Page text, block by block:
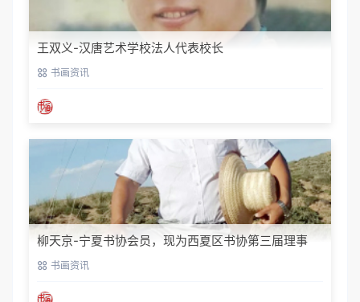
王双义-汉唐艺术学校法人代表校长
书画资讯
柳天京-宁夏书协会员，现为西夏区书协第三届理事
书画资讯